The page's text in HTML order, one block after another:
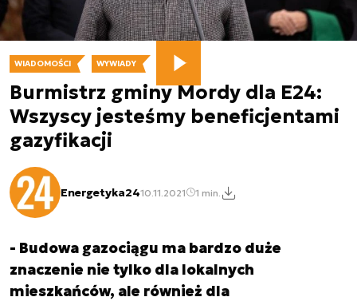
WIADOMOŚCI WYWIADY
Burmistrz gminy Mordy dla E24:
Wszyscy jesteśmy beneficjentami
gazyfikacji
Energetyka2410.11.2021 1 min.
- Budowa gazociągu ma bardzo duże
znaczenie nie tylko dla lokalnych
mieszkańców, ale również dla